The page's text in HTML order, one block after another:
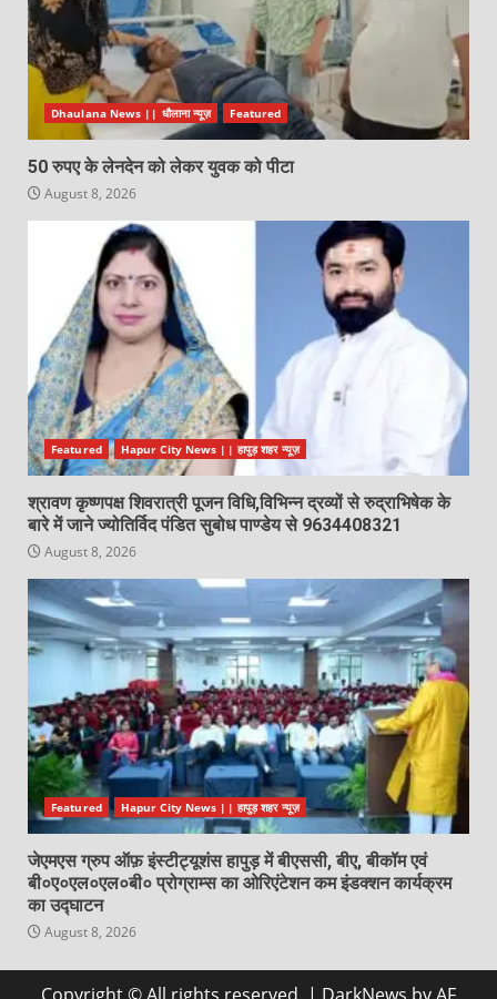
Dhaulana News || धौलाना न्यूज़ Featured
50 रुपए के लेनदेन को लेकर युवक को पीटा
August 8, 2026
Featured Hapur City News || हापुड़ शहर न्यूज़
श्रावण कृष्णपक्ष शिवरात्री पूजन विधि,विभिन्न द्रव्यों से रुद्राभिषेक के
बारे में जाने ज्योतिर्विद पंडित सुबोध पाण्डेय से 9634408321
August 8, 2026
Featured Hapur City News || हापुड़ शहर न्यूज़
जेएमएस ग्रुप ऑफ़ इंस्टीट्यूशंस हापुड़ में बीएससी, बीए, बीकॉम एवं
बी०ए०एल०एल०बी० प्रोग्राम्स का ओरिएंटेशन कम इंडक्शन कार्यक्रम
का उद्घाटन
August 8, 2026
Copyright © All rights reserved. | DarkNews by AF